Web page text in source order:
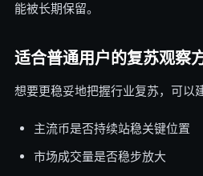
能被长期保留。
适合普通用户的复苏观察
想要更稳妥地把握行业复苏，可以
主流币是否持续站稳关键位置
市场成交量是否稳步放大